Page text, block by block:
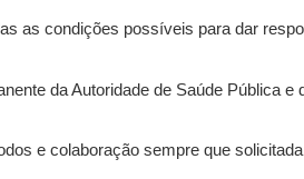
as condições possíveis para dar
da Autoridade de Saúde Pública e
e colaboração sempre que